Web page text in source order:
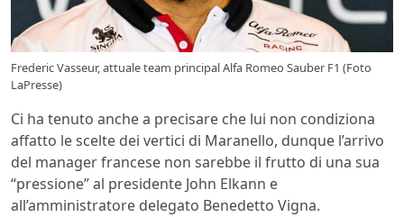
Frederic Vasseur, attuale team principal Alfa Romeo Sauber F1 (Foto
LaPresse)
Ci ha tenuto anche a precisare che lui non condiziona
affatto le scelte dei vertici di Maranello, dunque l’arrivo
del manager francese non sarebbe il frutto di una sua
“pressione” al presidente John Elkann e
all’amministratore delegato Benedetto Vigna.